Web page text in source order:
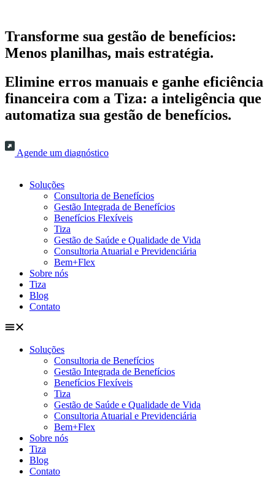
Transforme sua gestão de benefícios:
Menos planilhas, mais estratégia.
Elimine erros manuais e ganhe eficiência
financeira com a Tiza: a inteligência que
automatiza sua gestão de benefícios.
Agende um diagnóstico
Soluções
Consultoria de Benefícios
Gestão Integrada de Benefícios
Benefícios Flexíveis
Tiza
Gestão de Saúde e Qualidade de Vida
Consultoria Atuarial e Previdenciária
Bem+Flex
Sobre nós
Tiza
Blog
Contato
Soluções
Consultoria de Benefícios
Gestão Integrada de Benefícios
Benefícios Flexíveis
Tiza
Gestão de Saúde e Qualidade de Vida
Consultoria Atuarial e Previdenciária
Bem+Flex
Sobre nós
Tiza
Blog
Contato